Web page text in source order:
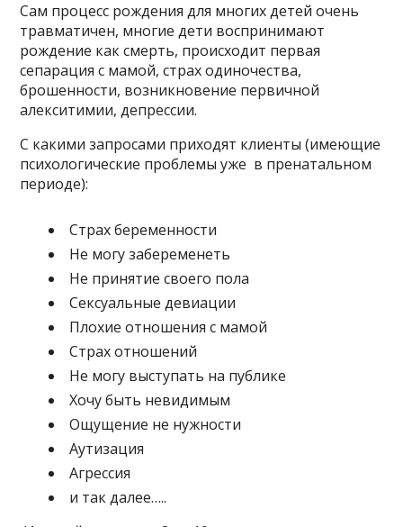
Сам процесс рождения для многих детей очень
травматичен, многие дети воспринимают
рождение как смерть, происходит первая
сепарация с мамой, страх одиночества,
брошенности, возникновение первичной
алекситимии, депрессии.
С какими запросами приходят клиенты (имеющие
психологические проблемы уже в пренатальном
периоде):
Страх беременности
Не могу забеременеть
Не принятие своего пола
Сексуальные девиации
Плохие отношения с мамой
Страх отношений
Не могу выступать на публике
Хочу быть невидимым
Ощущение не нужности
Аутизация
Агрессия
и так далее…..